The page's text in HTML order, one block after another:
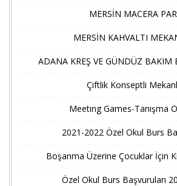
MERSİN MACERA
MERSİN KAHVALTI
ADANA KREŞ VE GÜNDÜZ BAKIM
Çiftlik Konseptli
Meetıng Games-Tanışma
2021-2022 Özel Okul Burs
Boşanma Üzerine Çocuklar İçin
Özel Okul Burs Başvuruları